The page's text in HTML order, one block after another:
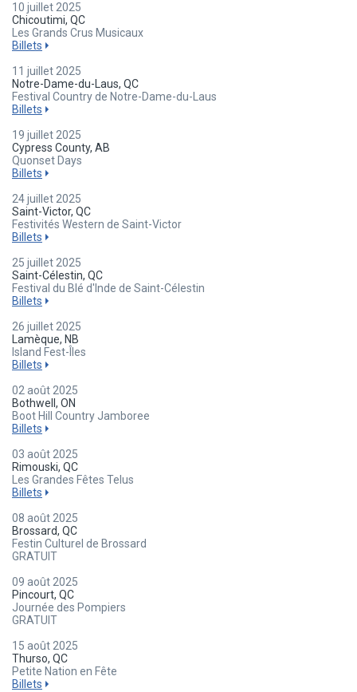
10 juillet 2025
Chicoutimi, QC
Les Grands Crus Musicaux
Billets
11 juillet 2025
Notre-Dame-du-Laus, QC
Festival Country de Notre-Dame-du-Laus
Billets
19 juillet 2025
Cypress County, AB
Quonset Days
Billets
24 juillet 2025
Saint-Victor, QC
Festivités Western de Saint-Victor
Billets
25 juillet 2025
Saint-Célestin, QC
Festival du Blé d'Inde de Saint-Célestin
Billets
26 juillet 2025
Lamèque, NB
Island Fest-Îles
Billets
02 août 2025
Bothwell, ON
Boot Hill Country Jamboree
Billets
03 août 2025
Rimouski, QC
Les Grandes Fêtes Telus
Billets
08 août 2025
Brossard, QC
Festin Culturel de Brossard
GRATUIT
09 août 2025
Pincourt, QC
Journée des Pompiers
GRATUIT
15 août 2025
Thurso, QC
Petite Nation en Fête
Billets